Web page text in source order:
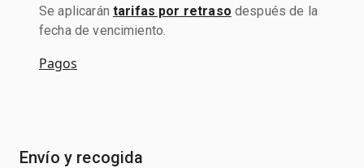
Se aplicarán tarifas por retraso después de la
fecha de vencimiento.
Pagos
Envío y recogida